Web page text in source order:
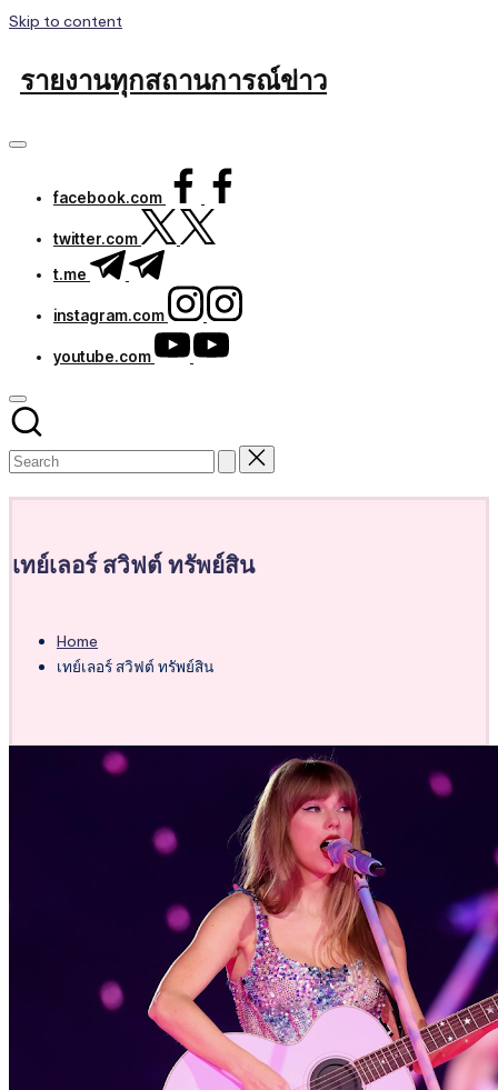
Skip to content
รายงานทุกสถานการณ์ข่าว
facebook.com
twitter.com
t.me
instagram.com
youtube.com
เทย์เลอร์ สวิฟต์ ทรัพย์สิน
Home
เทย์เลอร์ สวิฟต์ ทรัพย์สิน